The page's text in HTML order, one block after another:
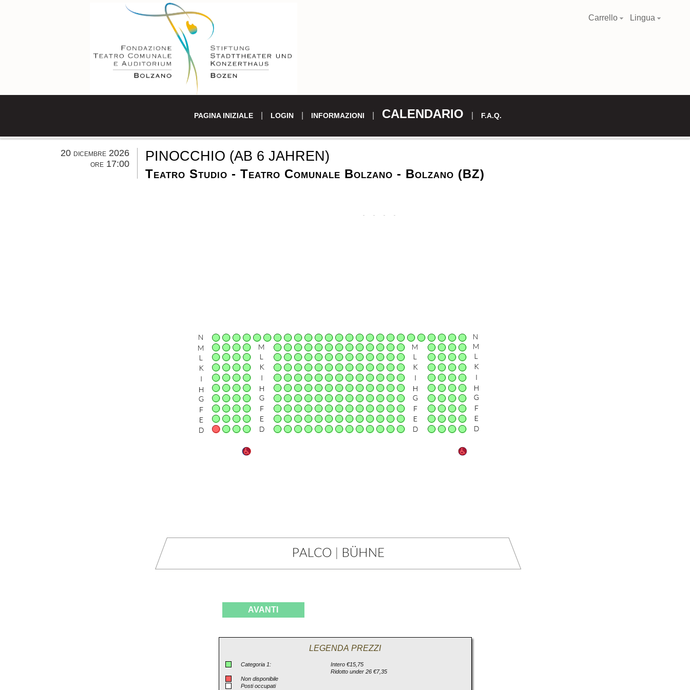
Carrello Lingua
PAGINA INIZIALE LOGIN INFORMAZIONI CALENDARIO F.A.Q.
20 dicembre 2026
ore 17:00
PINOCCHIO (AB 6 JAHREN)
Teatro Studio - Teatro Comunale Bolzano - Bolzano (BZ)
AVANTI
LEGENDA PREZZI
Categoria 1:
Intero €15,75
Ridotto under 26 €7,35
Non disponibile
Posti occupati